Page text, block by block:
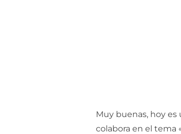
Muy buenas, hoy
colabora en el tema